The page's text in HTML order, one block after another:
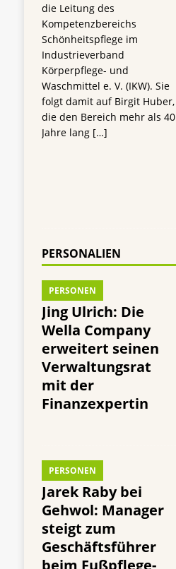
die Leitung des
Kompetenzbereichs
Schönheitspflege im
Industrieverband
Körperpflege- und
Waschmittel e. V. (IKW). Sie
folgt damit auf Birgit Huber,
die den Bereich mehr als 40
Jahre lang […]
PERSONALIEN
PERSONEN
Jing Ulrich: Die
Wella Company
erweitert seinen
Verwaltungsrat
mit der
Finanzexpertin
PERSONEN
Jarek Raby bei
Gehwol: Manager
steigt zum
Geschäftsführer
beim Fußpflege-